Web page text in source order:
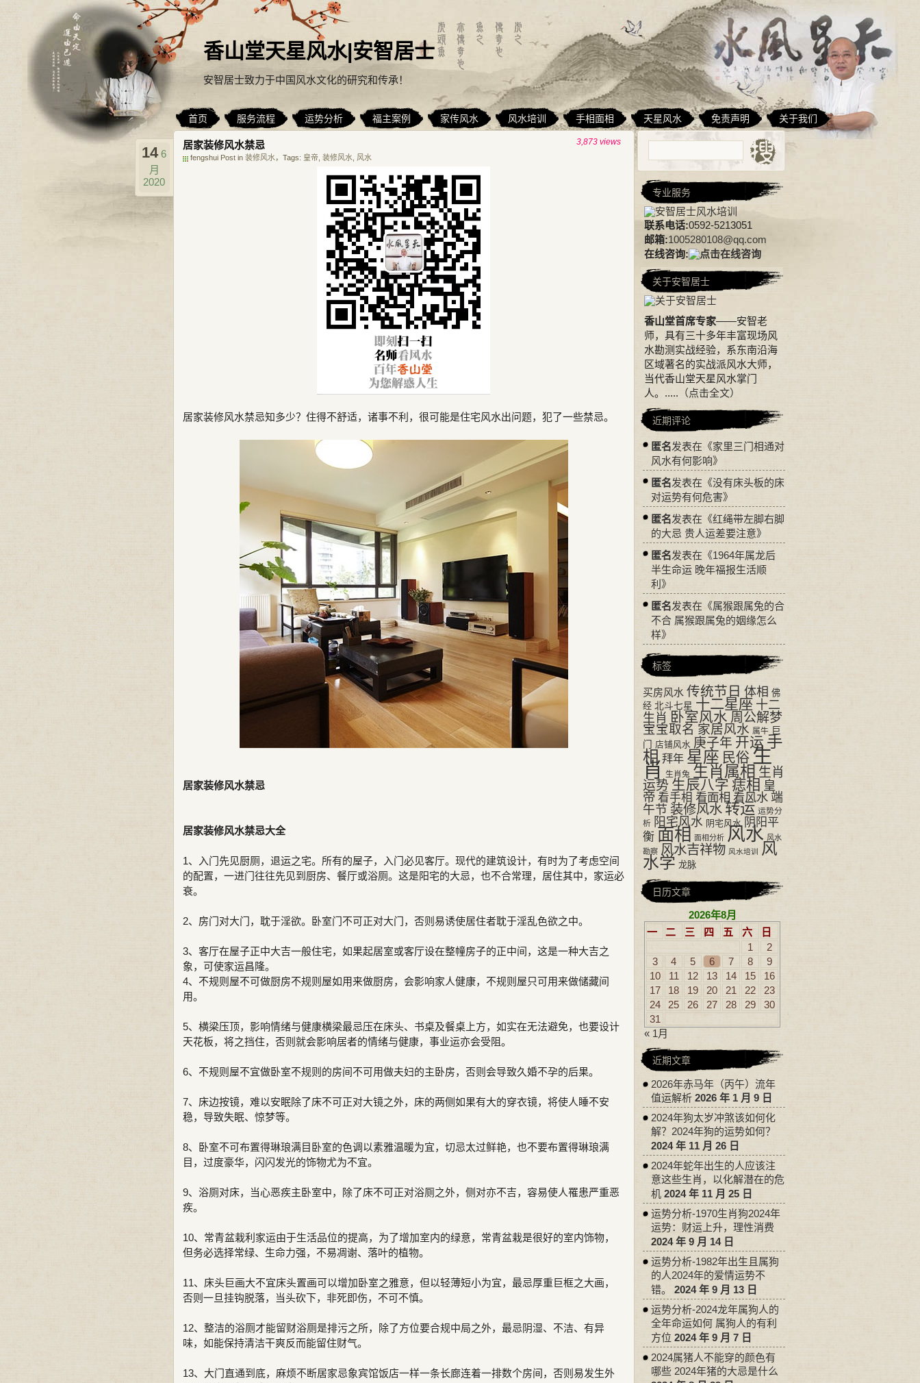
香山堂天星风水|安智居士
安智居士致力于中国风水文化的研究和传承！
首页 服务流程 运势分析 福主案例 家传风水 风水培训 手相面相 天星风水 免责声明 关于我们
居家装修风水禁忌
fengshui Post in 装修风水，Tags: 皇帝 装修风水 风水
14 6
月
2020
3,873 views
居家装修风水禁忌知多少？住得不舒适，诸事不利，很可能是住宅风水出问题，犯了一些禁忌。
居家装修风水禁忌
居家装修风水禁忌大全
1、入门先见厨厕，退运之宅。所有的屋子，入门必见客厅。现代的建筑设计，有时为了考虑空间
的配置，一进门往往先见到厨房、餐厅或浴厕。这是阳宅的大忌，也不合常理，居住其中，家运必
衰。
2、房门对大门，耽于淫欲。卧室门不可正对大门，否则易诱使居住者耽于淫乱色欲之中。
3、客厅在屋子正中大吉一般住宅，如果起居室或客厅设在整幢房子的正中间，这是一种大吉之
象，可使家运昌隆。
4、不规则屋不可做厨房不规则屋如用来做厨房，会影响家人健康，不规则屋只可用来做储藏间
用。
5、横梁压顶，影响情绪与健康横梁最忌压在床头、书桌及餐桌上方，如实在无法避免，也要设计
天花板，将之挡住，否则就会影响居者的情绪与健康，事业运亦会受阻。
6、不规则屋不宜做卧室不规则的房间不可用做夫妇的主卧房，否则会导致久婚不孕的后果。
7、床边按镜，难以安眠除了床不可正对大镜之外，床的两侧如果有大的穿衣镜，将使人睡不安
稳，导致失眠、惊梦等。
8、卧室不可布置得琳琅满目卧室的色调以素雅温暖为宜，切忌太过鲜艳，也不要布置得琳琅满
目，过度豪华，闪闪发光的饰物尤为不宜。
9、浴厕对床，当心恶疾主卧室中，除了床不可正对浴厕之外，侧对亦不吉，容易使人罹患严重恶
疾。
10、常青盆栽利家运由于生活品位的提高，为了增加室内的绿意，常青盆栽是很好的室内饰物，
但务必选择常绿、生命力强，不易凋谢、落叶的植物。
11、床头巨画大不宜床头置画可以增加卧室之雅意，但以轻薄短小为宜，最忌厚重巨框之大画，
否则一旦挂钩脱落，当头砍下，非死即伤，不可不慎。
12、整洁的浴厕才能留财浴厕是排污之所，除了方位要合规中局之外，最忌阴湿、不洁、有异
味，如能保持清洁干爽反而能留住财气。
13、大门直通到底，麻烦不断居家忌象宾馆饭店一样一条长廊连着一排数个房间，否则易发生外
专业服务
联系电话:0592-5213051
邮箱:1005280108@qq.com
在线咨询:
关于安智居士
香山堂首席专家——安智老
师，具有三十多年丰富现场风
水勘测实战经验，系东南沿海
区域著名的实战派风水大师，
当代香山堂天星风水掌门
人。..... （点击全文）
近期评论
匿名发表在《家里三门相通对
风水有何影响》
匿名发表在《没有床头板的床
对运势有何危害》
匿名发表在《红绳带左脚右脚
的大忌 贵人运差要注意》
匿名发表在《1964年属龙后
半生命运 晚年福报生活顺
利 》
匿名发表在《属猴跟属兔的合
不合 属猴跟属兔的姻缘怎么
样》
标签
买房风水 传统节日 体相 佛
经 北斗七星 十二星座 十二
生肖 卧室风水 周公解梦
宝宝取名 家居风水 属牛 巨
门
店铺风水 庚子年 开运 手
相 拜年 星座 民俗生
肖 生肖兔 生肖属相 生肖
运势 生辰八字 痣相 皇
帝 看手相 看面相 看风水 端
午节 装修风水转运 运势分
析 阳宅风水 阴宅风水 阴阳平
衡 面相 面相分析 风水 风水
勘察 风水吉祥物 风水培训 风
水学 龙脉
日历文章
2026年8月
一
二 三 四 五 六
日
1
2
3
4 5 6 7 8
9
10
11 12 13 14 15
16
17
18 19 20 21 22
23
24
25 26 27 28 29
30
31
« 1月
近期文章
2026年赤马年（丙午）流年
值运解析 2026 年 1 月 9 日
2024年狗太岁冲煞该如何化
解？2024年狗的运势如何？
2024 年 11 月 26 日
2024年蛇年出生的人应该注
意这些生肖，以化解潜在的危
机 2024 年 11 月 25 日
运势分析-1970生肖狗2024年
运势：财运上升，理性消费
2024 年 9 月 14 日
运势分析-1982年出生且属狗
的人2024年的爱情运势不
错。
2024 年 9 月 13 日
运势分析-2024龙年属狗人的
全年命运如何 属狗人的有利
方位 2024 年 9 月 7 日
2024属猪人不能穿的颜色有
哪些 2024年猪的大忌是什么